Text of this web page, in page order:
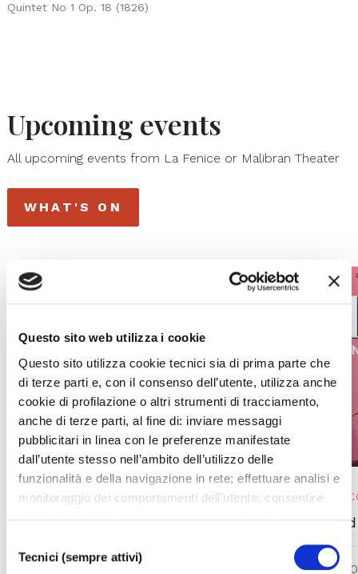
Questo sito web utilizza i cookie
Questo sito utilizza cookie tecnici sia di prima parte che
di terze parti e, con il consenso dell’utente, utilizza anche
cookie di profilazione o altri strumenti di tracciamento,
anche di terze parti, al fine di: inviare messaggi
pubblicitari in linea con le preferenze manifestate
dall’utente stesso nell’ambito dell’utilizzo delle
funzionalità e della navigazione in rete; effettuare analisi e
monitoraggio dei comportamenti dell’utente; consentire
TUTTI”, l’utente acconsente all’uso di tutti i cookie non
delTecnici (sempre attivi)
Quintet No 1 Op. 18 (1826)
Upcoming events
All upcoming events from La Fenice or Malibran Theater
WHAT'S ON
OPERA 2025/ 26 EVENTO IN
La La
SAT